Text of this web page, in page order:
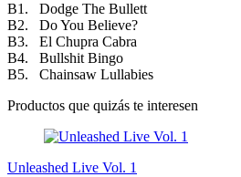
B1. Dodge The Bullett
B2. Do You Believe?
B3. El Chupra Cabra
B4. Bullshit Bingo
B5. Chainsaw Lullabies
Productos que quizás te interesen
Unleashed Live Vol. 1